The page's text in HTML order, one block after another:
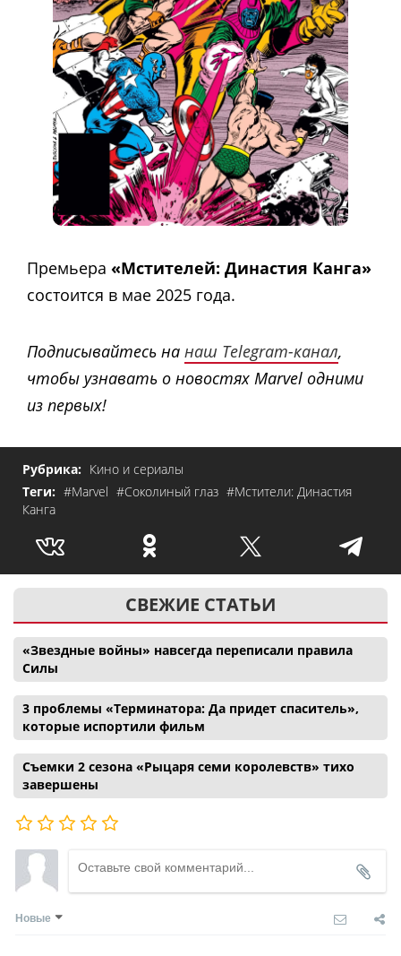
Премьера «Мстителей: Династия Канга»
состоится в мае 2025 года.
Подписывайтесь на наш Telegram-канал,
чтобы узнавать о новостях Marvel одними
из первых!
Рубрика: Кино и сериалы
Теги: #Marvel #Соколиный глаз #Мстители: Династия
Канга
СВЕЖИЕ СТАТЬИ
«Звездные войны» навсегда переписали правила
Силы
3 проблемы «Терминатора: Да придет спаситель»,
которые испортили фильм
Съемки 2 сезона «Рыцаря семи королевств» тихо
завершены
Новые